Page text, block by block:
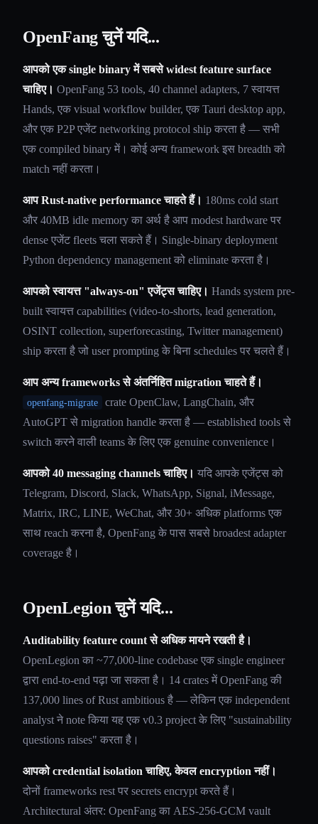
OpenFang चुनें यदि...
आपको एक single binary में सबसे widest feature surface
चाहिए। OpenFang 53 tools, 40 channel adapters, 7 स्वायत्त
Hands, एक visual workflow builder, एक Tauri desktop app,
और एक P2P एजेंट networking protocol ship करता है — सभी
एक compiled binary में। कोई अन्य framework इस breadth को
match नहीं करता।
आप Rust-native performance चाहते हैं। 180ms cold start
और 40MB idle memory का अर्थ है आप modest hardware पर
dense एजेंट fleets चला सकते हैं। Single-binary deployment
Python dependency management को eliminate करता है।
आपको स्वायत्त "always-on" एजेंट्स चाहिए। Hands system pre-
built स्वायत्त capabilities (video-to-shorts, lead generation,
OSINT collection, superforecasting, Twitter management)
ship करता है जो user prompting के बिना schedules पर चलते हैं।
आप अन्य frameworks से अंतर्निहित migration चाहते हैं।
openfang-migrate
crate OpenClaw, LangChain, और
AutoGPT से migration handle करता है — established tools से
switch करने वाली teams के लिए एक genuine convenience।
आपको 40 messaging channels चाहिए। यदि आपके एजेंट्स को
Telegram, Discord, Slack, WhatsApp, Signal, iMessage,
Matrix, IRC, LINE, WeChat, और 30+ अधिक platforms एक
साथ reach करना है, OpenFang के पास सबसे broadest adapter
coverage है।
OpenLegion चुनें यदि...
Auditability feature count से अधिक मायने रखती है।
OpenLegion का ~77,000-line codebase एक single engineer
द्वारा end-to-end पढ़ा जा सकता है। 14 crates में OpenFang की
137,000 lines of Rust ambitious है — लेकिन एक independent
analyst ने note किया यह एक v0.3 project के लिए "sustainability
questions raises" करता है।
आपको credential isolation चाहिए, केवल encryption नहीं।
दोनों frameworks rest पर secrets encrypt करते हैं।
Architectural अंतर: OpenFang का AES-256-GCM vault